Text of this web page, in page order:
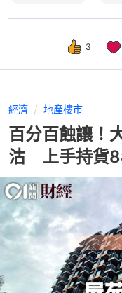
3
經濟 地產樓市
百分百蝕讓！
沽 上手持貨8